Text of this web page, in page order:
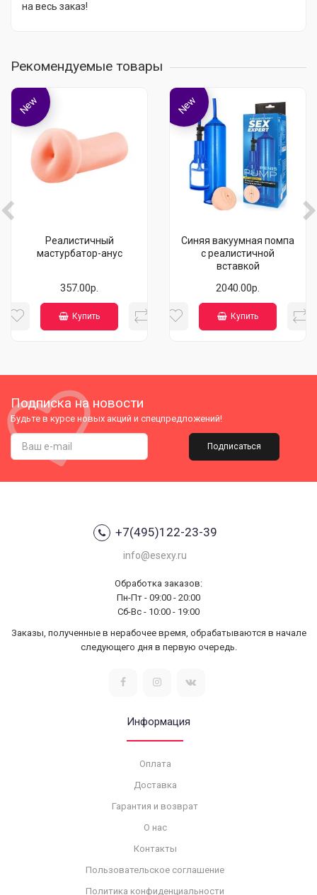
на весь заказ!
Рекомендуемые товары
New
Реалистичный
мастурбатор-анус
357.00р.
Купить
New
Синяя вакуумная помпа
с реалистичной
вставкой
2040.00р.
Купить
Подписка на новости
Будьте в курсе новых акций и спецпредложений!
Подписаться
+7(495)122-23-39
info@esexy.ru
Обработка заказов:
Пн-Пт - 09:00 - 20:00
Сб-Вс - 10:00 - 19:00
Заказы, полученные в нерабочее время, обрабатываются в начале
следующего дня в первую очередь.
Информация
Оплата
Доставка
Гарантия и возврат
О нас
Контакты
Пользовательское соглашение
Политика конфиденциальности